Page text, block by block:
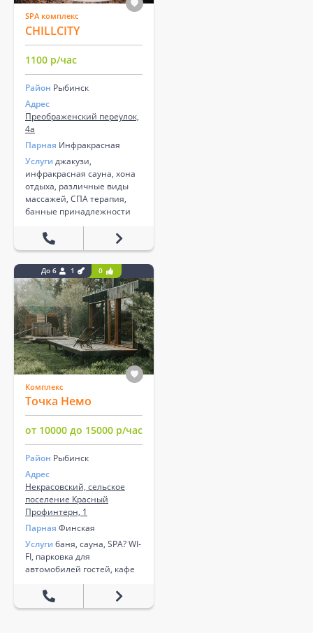
SPA комплекс
CHILLCITY
1100 р/час
Район Рыбинск
Адрес
Преображенский переулок,
4а
Парная Инфракрасная
Услуги джакузи,
инфракрасная сауна, хона
отдыха, различные виды
массажей, СПА терапия,
банные принадлежности
До 6 1 0
Комплекс
Точка Немо
от 10000 до 15000 р/час
Район Рыбинск
Адрес
Некрасовский, сельское
поселение Красный
Профинтерн, 1
Парная Финская
Услуги баня, сауна, SPA? WI-
FI, парковка для
автомобилей гостей, кафе